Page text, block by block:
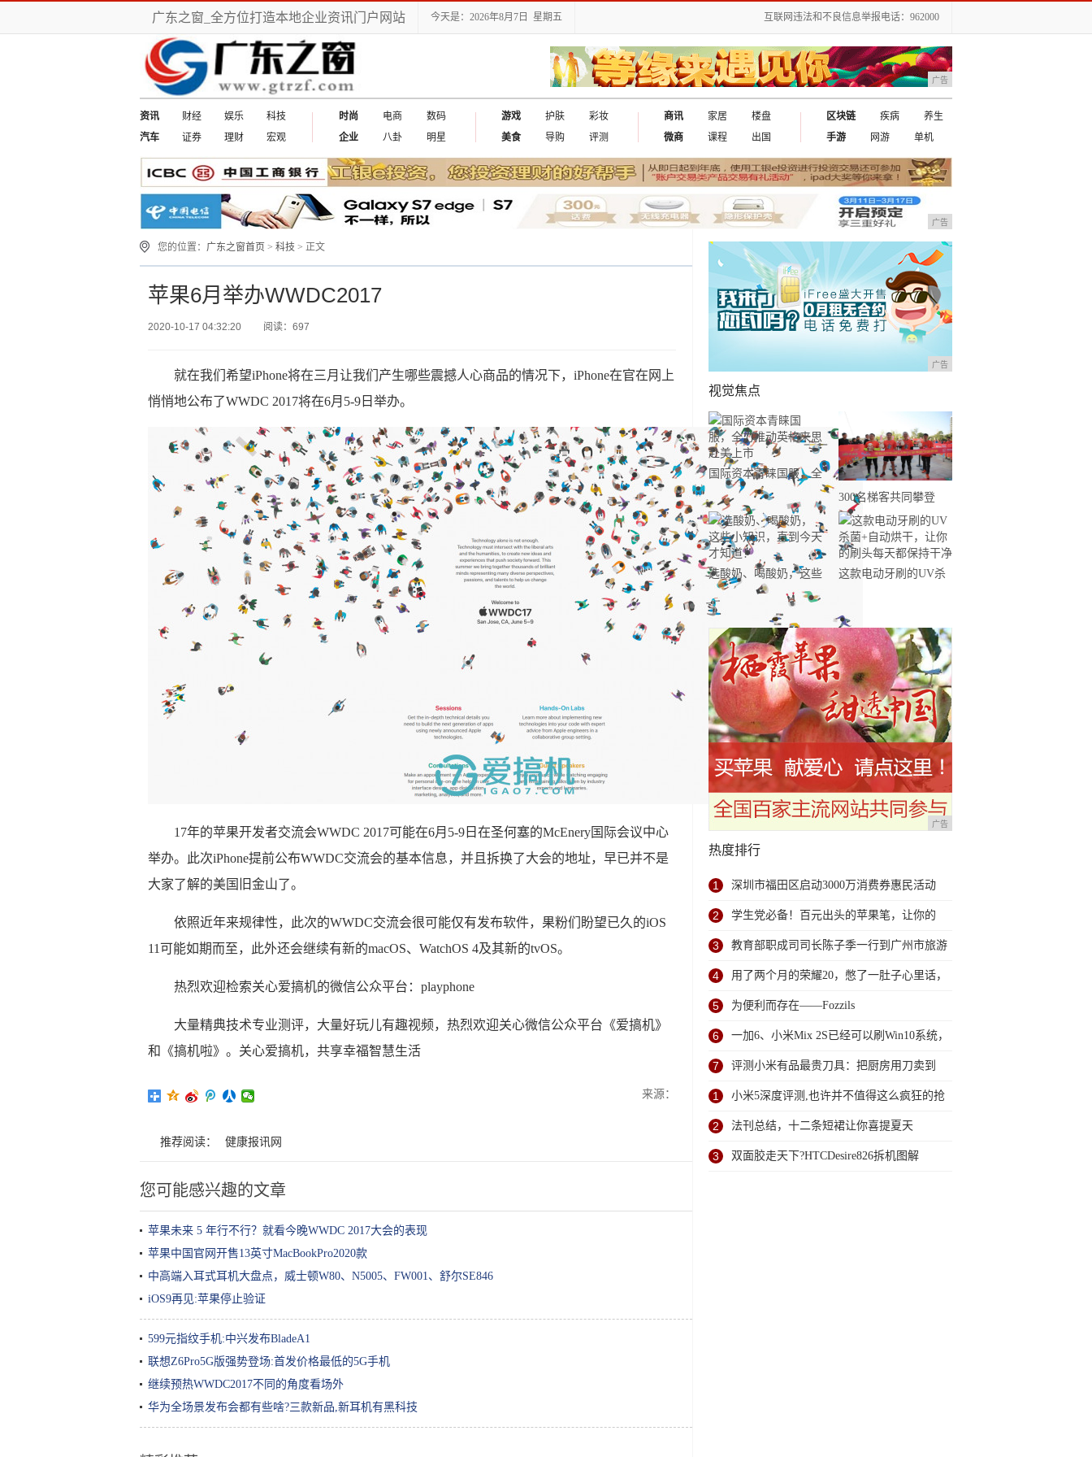
广东之窗_全方位打造本地企业资讯门户网站 今天是：2026年8月7日 星期五 互联网违法和不良信息举报电话：962000
广告
资讯 财经 娱乐
科技
汽车
证券 理财 宏观
时尚 电商
数码
企业
八卦 明星
游戏 护肤
彩妆
美食
导购 评测
商讯 家居
楼盘
微商
课程 出国
区块链 疾病
养生
手游
网游 单机
广告
您的位置： 广东之窗首页 > 科技 > 正文
苹果6月举办WWDC2017
2020-10-17 04:32:20 阅读：697
就在我们希望iPhone将在三月让我们产生哪些震撼人心商品的情况下，iPhone在官在网上
悄悄地公布了WWDC 2017将在6月5-9日举办。
17年的苹果开发者交流会WWDC 2017可能在6月5-9日在圣何塞的McEnery国际会议中心
举办。此次iPhone提前公布WWDC交流会的基本信息，并且拆换了大会的地址，早已并不是
大家了解的美国旧金山了。
依照近年来规律性，此次的WWDC交流会很可能仅有发布软件，果粉们盼望已久的iOS
11可能如期而至，此外还会继续有新的macOS、WatchOS 4及其新的tvOS。
热烈欢迎检索关心爱搞机的微信公众平台：playphone
大量精典技术专业测评，大量好玩儿有趣视频，热烈欢迎关心微信公众平台《爱搞机》
和《搞机啦》。关心爱搞机，共享幸福智慧生活
来源：
推荐阅读： 健康报讯网
您可能感兴趣的文章
苹果未来 5 年行不行？就看今晚WWDC 2017大会的表现
苹果中国官网开售13英寸MacBookPro2020款
中高端入耳式耳机大盘点，威士顿W80、N5005、FW001、舒尔SE846
iOS9再见:苹果停止验证
599元指纹手机:中兴发布BladeA1
联想Z6Pro5G版强势登场:首发价格最低的5G手机
继续预热WWDC2017不同的角度看场外
华为全场景发布会都有些啥?三款新品,新耳机有黑科技
广告
视觉焦点
国际资本青睐国服，全
力推动英格来思赴美上
市
300名梯客共同攀登
2019国际垂直马拉松超
级精英赛顺德海骏达中
心站欢乐开跑
选酸奶、喝酸奶，这些
小知识，直到今天才知
道！
这款电动牙刷的UV杀
刷头每天都保持干净
广告
热度排行
1 深圳市福田区启动3000万消费券惠民活动
2 学生党必备！百元出头的苹果笔，让你的
iPad成为学习神器
3 教育部职成司司长陈子季一行到广州市旅游
商务职业学校考察调研
4 用了两个月的荣耀20，憋了一肚子心里话，
今天终于一吐为快
5 为便利而存在——Fozzils
6 一加6、小米Mix 2S已经可以刷Win10系统，
网友：安卓提不动刀了？
7 评测小米有品最贵刀具：把厨房用刀卖到
999元的秘密
1 小米5深度评测,也许并不值得这么疯狂的抢
购
2 法刊总结，十二条短裙让你喜提夏天
3 双面胶走天下?HTCDesire826拆机图解